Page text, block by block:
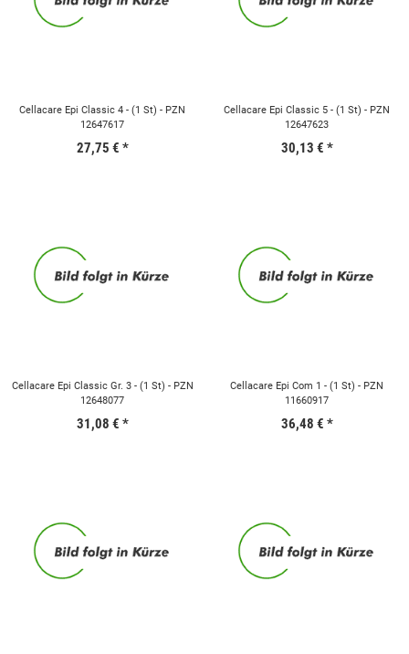
Cellacare Epi Classic 4 - (1 St) - PZN
12647617
27,75 € *
Cellacare Epi Classic 5 - (1 St) - PZN
12647623
30,13 € *
Cellacare Epi Classic Gr. 3 - (1 St) - PZN
12648077
31,08 € *
Cellacare Epi Com 1 - (1 St) - PZN
11660917
36,48 € *